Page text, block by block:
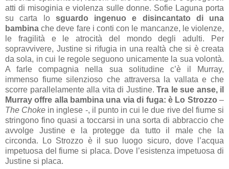
atti di misoginia e violenza sulle donne. Sofie Laguna porta
su carta lo sguardo ingenuo e disincantato di una
bambina che deve fare i conti con le mancanze, le violenze,
le fragilità e le atrocità del mondo degli adulti. Per
sopravvivere, Justine si rifugia in una realtà che si è creata
da sola, in cui le regole seguono unicamente la sua volontà.
A farle compagnia nella sua solitudine c’è il Murray,
immenso fiume silenzioso che attraversa la vallata e che
scorre parallelamente alla vita di Justine. Tra le sue anse, il
Murray offre alla bambina una via di fuga: è Lo Strozzo –
The Choke in inglese -, il punto in cui le due rive del fiume si
stringono fino quasi a toccarsi in una sorta di abbraccio che
avvolge Justine e la protegge da tutto il male che la
circonda. Lo Strozzo è il suo luogo sicuro, dove l’acqua
impetuosa del fiume si placa. Dove l’esistenza impetuosa di
Justine si placa.